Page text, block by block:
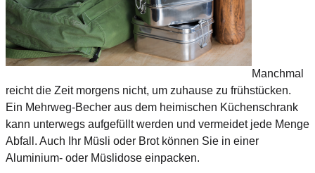
Manchmal
reicht die Zeit morgens nicht, um zuhause zu frühstücken.
Ein Mehrweg-Becher aus dem heimischen Küchenschrank
kann unterwegs aufgefüllt werden und vermeidet jede Menge
Abfall. Auch Ihr Müsli oder Brot können Sie in einer
Aluminium- oder Müslidose einpacken.